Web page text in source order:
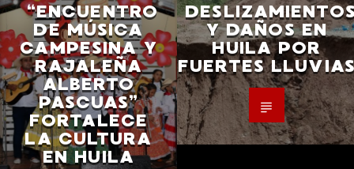
“ENCUENTRO
DE MÚSICA
CAMPESINA Y
RAJALEÑA
ALBERTO
PASCUAS”
FORTALECE
LA CULTURA
EN HUILA
Y DAÑOS EN
HUILA POR
FUERTES